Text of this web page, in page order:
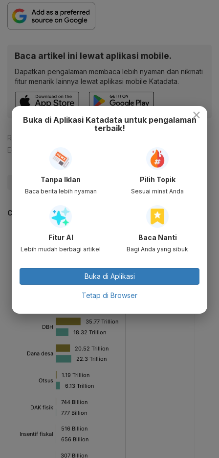
Baca artikel ini lewat aplikasi mobile.
Dapatkan pengalaman membaca lebih nyaman dan nikmati
fitur menarik lainnya lewat aplikasi mobile Katadata.
Reporter:
Editor:
Ameidyo Daud Nasution
#APBN #Update Me
CEK JUGA DATA INI
×
Buka di Aplikasi Katadata untuk pengalaman
terbaik!
Tanpa Iklan
Baca berita lebih nyaman
Pilih Topik
Sesuai minat Anda
Fitur AI
Lebih mudah berbagi artikel
Baca Nanti
Bagi Anda yang sibuk
Buka di Aplikasi
Tetap di Browser